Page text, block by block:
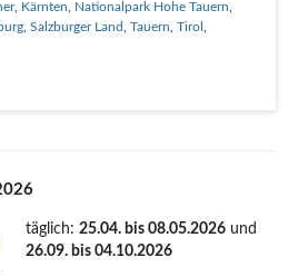
Kärnten
Nationalpark Hohe Tauern
Salzburger Land Tauern
Tirol
täglich: 25.04. bis 08.05.2026 und
26.09. bis 04.10.2026